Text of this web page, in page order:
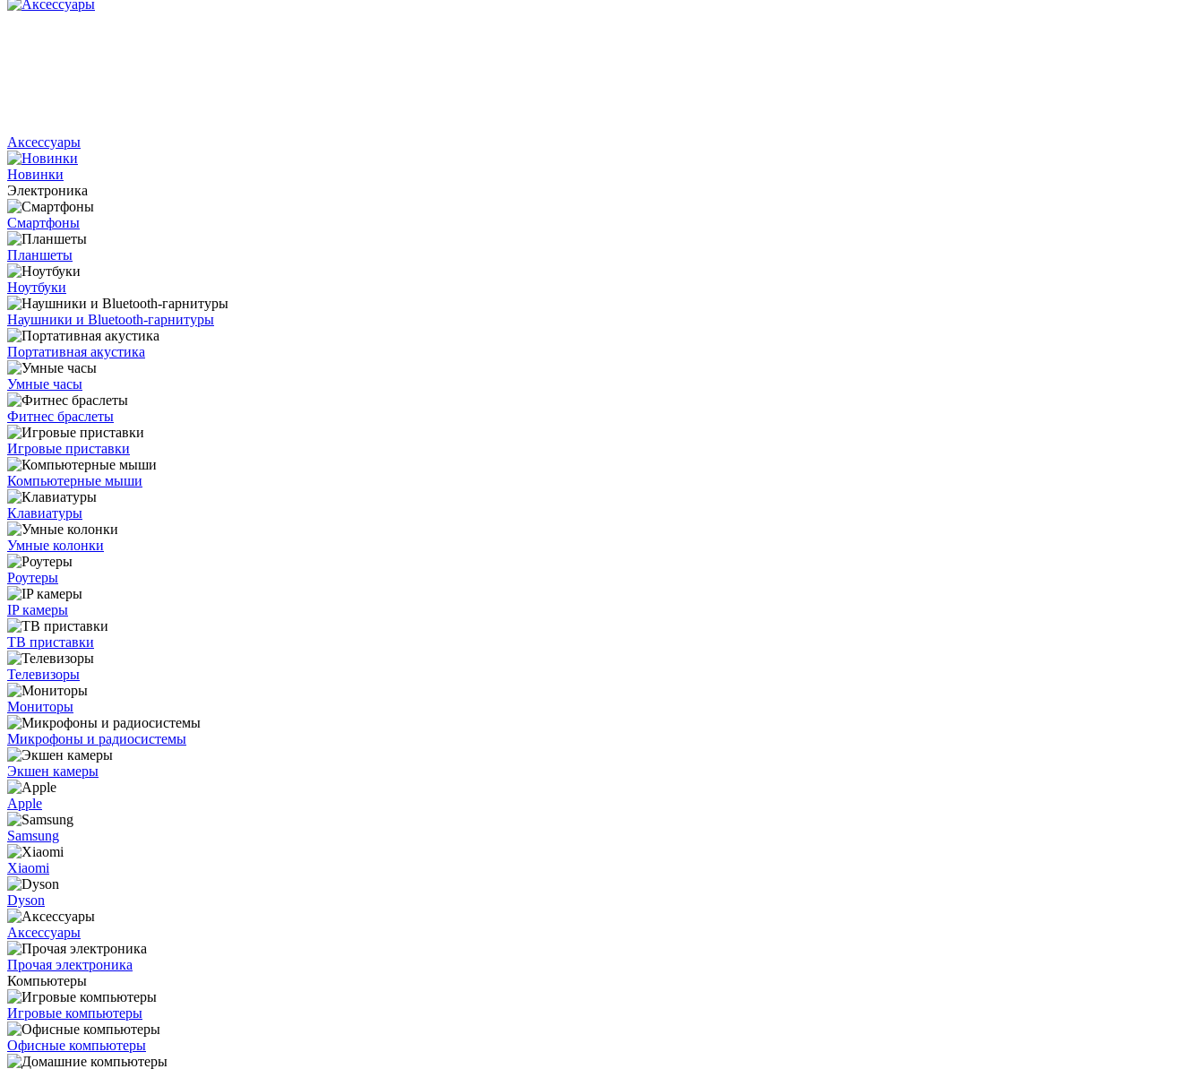
Аксессуары
Новинки
Электроника
Смартфоны
Планшеты
Ноутбуки
Наушники и Bluetooth-гарнитуры
Портативная акустика
Умные часы
Фитнес браслеты
Игровые приставки
Компьютерные мыши
Клавиатуры
Умные колонки
Роутеры
IP камеры
ТВ приставки
Телевизоры
Мониторы
Микрофоны и радиосистемы
Экшен камеры
Apple
Samsung
Xiaomi
Dyson
Аксессуары
Прочая электроника
Компьютеры
Игровые компьютеры
Офисные компьютеры